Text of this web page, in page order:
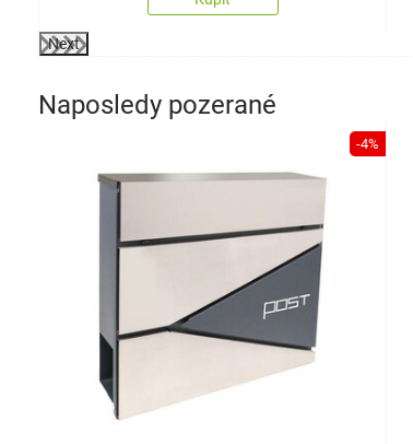
Next
Naposledy pozerané
-4%